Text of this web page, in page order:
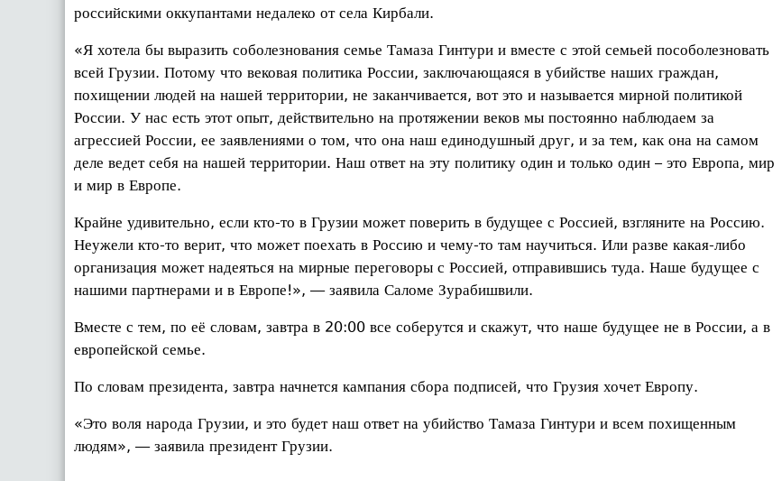
российскими оккупантами недалеко от села Кирбали.
«Я хотела бы выразить соболезнования семье Тамаза Гинтури и вместе с этой семьей пособолезновать
всей Грузии. Потому что вековая политика России, заключающаяся в убийстве наших граждан,
похищении людей на нашей территории, не заканчивается, вот это и называется мирной политикой
России. У нас есть этот опыт, действительно на протяжении веков мы постоянно наблюдаем за
агрессией России, ее заявлениями о том, что она наш единодушный друг, и за тем, как она на самом
деле ведет себя на нашей территории. Наш ответ на эту политику один и только один – это Европа, мир
и мир в Европе.
Крайне удивительно, если кто-то в Грузии может поверить в будущее с Россией, взгляните на Россию.
Неужели кто-то верит, что может поехать в Россию и чему-то там научиться. Или разве какая-либо
организация может надеяться на мирные переговоры с Россией, отправившись туда. Наше будущее с
нашими партнерами и в Европе!», — заявила Саломе Зурабишвили.
Вместе с тем, по её словам, завтра в 20:00 все соберутся и скажут, что наше будущее не в России, а в
европейской семье.
По словам президента, завтра начнется кампания сбора подписей, что Грузия хочет Европу.
«Это воля народа Грузии, и это будет наш ответ на убийство Тамаза Гинтури и всем похищенным
людям», — заявила президент Грузии.